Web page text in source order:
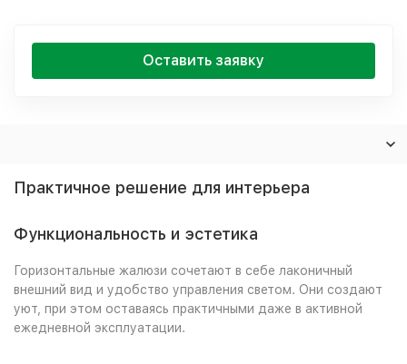
Оставить заявку
Практичное решение для интерьера
Функциональность и эстетика
Горизонтальные жалюзи сочетают в себе лаконичный
внешний вид и удобство управления светом. Они создают
уют, при этом оставаясь практичными даже в активной
ежедневной эксплуатации.